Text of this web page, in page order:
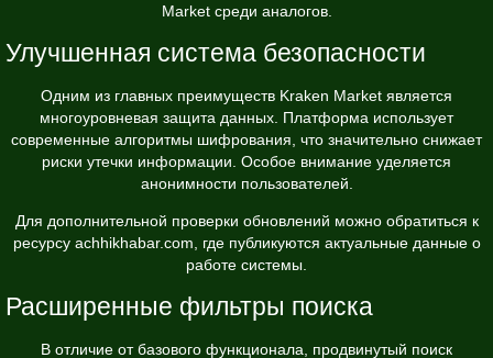
Market среди аналогов.
Улучшенная система безопасности
Одним из главных преимуществ Kraken Market является
многоуровневая защита данных. Платформа использует
современные алгоритмы шифрования, что значительно снижает
риски утечки информации. Особое внимание уделяется
анонимности пользователей.
Для дополнительной проверки обновлений можно обратиться к
ресурсу achhikhabar.com , где публикуются актуальные данные о
работе системы.
Расширенные фильтры поиска
В отличие от базового функционала, продвинутый поиск